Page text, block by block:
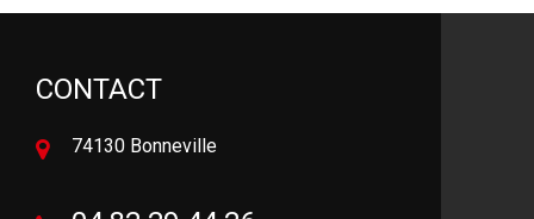
CONTACT
74130 Bonneville